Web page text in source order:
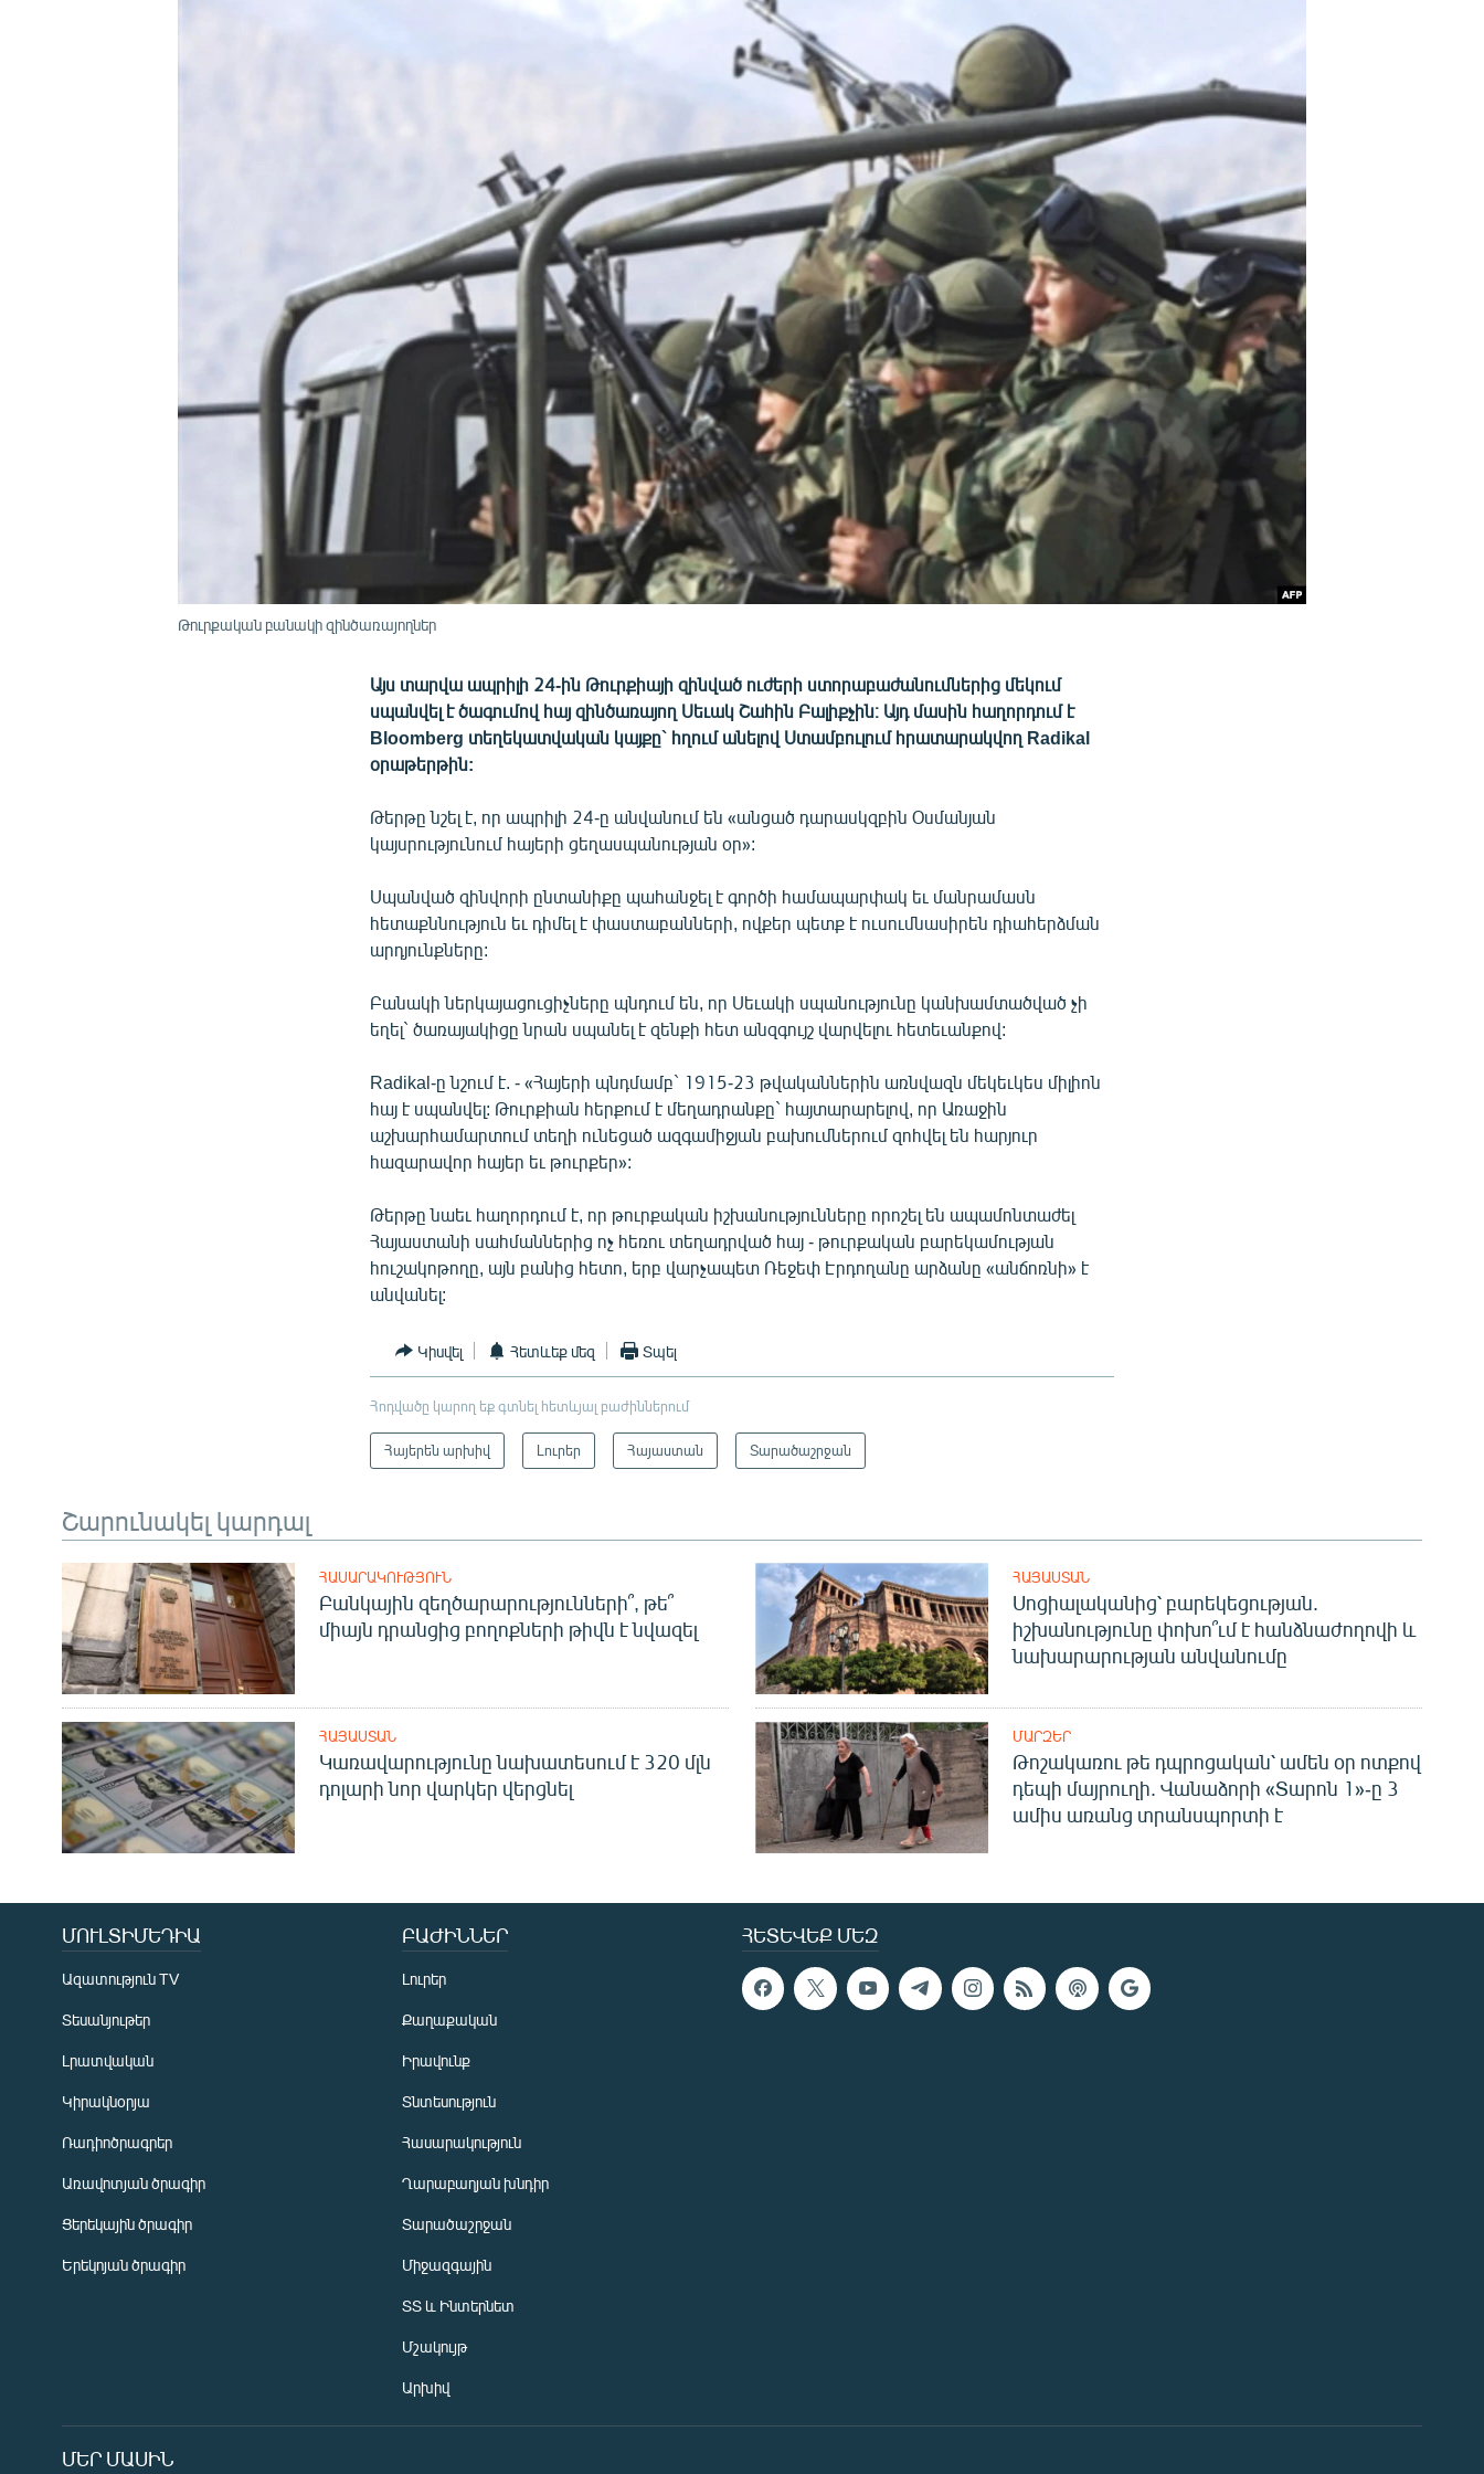
Թուրքական բանակի զինծառայողներ
Այս տարվա ապրիլի 24-ին Թուրքիայի զինված ուժերի ստորաբաժանումներից մեկում
սպանվել է ծագումով հայ զինծառայող Սեւակ Շահին Բալիքչին։ Այդ մասին հաղորդում է
Bloomberg տեղեկատվական կայքը` հղում անելով Ստամբուլում հրատարակվող Radikal
օրաթերթին:
Թերթը նշել է, որ ապրիլի 24-ը անվանում են «անցած դարասկզբին Օսմանյան
կայսրությունում հայերի ցեղասպանության օր»:
Սպանված զինվորի ընտանիքը պահանջել է գործի համապարփակ եւ մանրամասն
հետաքննություն եւ դիմել է փաստաբանների, ովքեր պետք է ուսումնասիրեն դիահերձման
արդյունքները:
Բանակի ներկայացուցիչները պնդում են, որ Սեւակի սպանությունը կանխամտածված չի
եղել` ծառայակիցը նրան սպանել է զենքի հետ անզգույշ վարվելու հետեւանքով:
Radikal-ը նշում է. - «Հայերի պնդմամբ` 1915-23 թվականներին առնվազն մեկեւկես միլիոն
հայ է սպանվել: Թուրքիան հերքում է մեղադրանքը` հայտարարելով, որ Առաջին
աշխարհամարտում տեղի ունեցած ազգամիջյան բախումներում զոհվել են հարյուր
հազարավոր հայեր եւ թուրքեր»:
Թերթը նաեւ հաղորդում է, որ թուրքական իշխանությունները որոշել են ապամոնտաժել
Հայաստանի սահմաններից ոչ հեռու տեղադրված հայ - թուրքական բարեկամության
հուշակոթողը, այն բանից հետո, երբ վարչապետ Ռեջեփ Էրդողանը արձանը «անճոռնի» է
անվանել:
Կիսվել Հետևեք մեզ Տպել
Հոդվածը կարող եք գտնել հետևյալ բաժիններում
Հայերեն արխիվ Լուրեր Հայաստան Տարածաշրջան
Շարունակել կարդալ
ՀԱՍԱՐԱԿՈՒԹՅՈՒՆ
Բանկային զեղծարարությունների՞, թե՞
միայն դրանցից բողոքների թիվն է նվազել
ՀԱՅԱՍՏԱՆ
Սոցիալականից՝ բարեկեցության.
իշխանությունը փոխո՞ւմ է հանձնաժողովի և
նախարարության անվանումը
ՀԱՅԱՍՏԱՆ
Կառավարությունը նախատեսում է 320 մլն
դոլարի նոր վարկեր վերցնել
ՄԱՐԶԵՐ
Թոշակառու թե դպրոցական՝ ամեն օր ոտքով
դեպի մայրուղի. Վանաձորի «Տարոն 1»-ը 3
ամիս առանց տրանսպորտի է
ՀԵՏԵՎԵՔ ՄԵԶ
ՄՈՒԼՏԻՄԵԴԻԱ
Ազատություն TV
Տեսանյութեր
Լրատվական
Կիրակնօրյա
Ռադիոծրագրեր
Առավոտյան ծրագիր
Ցերեկային ծրագիր
Երեկոյան ծրագիր
ԲԱԺԻՆՆԵՐ
Լուրեր
Քաղաքական
Իրավունք
Տնտեսություն
Հասարակություն
Ղարաբաղյան խնդիր
Տարածաշրջան
Միջազգային
ՏՏ և Ինտերնետ
Մշակույթ
Արխիվ
ՄԵՐ ՄԱՍԻՆ